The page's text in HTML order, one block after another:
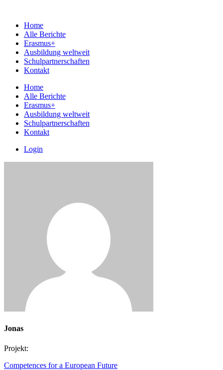
Home
Alle Berichte
Erasmus+
Ausbildung weltweit
Schulpartnerschaften
Kontakt
Home
Alle Berichte
Erasmus+
Ausbildung weltweit
Schulpartnerschaften
Kontakt
Login
Jonas
Projekt:
Competences for a European Future